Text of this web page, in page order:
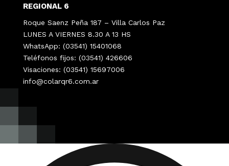
REGIONAL 6
Roque Saenz Peña 187 – Villa Carlos Paz
LUNES A VIERNES 8.30 A 13 HS
WhatsApp: (03541) 15401068
Teléfonos fijos: (03541) 426606
Visaciones: (03541) 15697006
info@colarqr6.com.ar